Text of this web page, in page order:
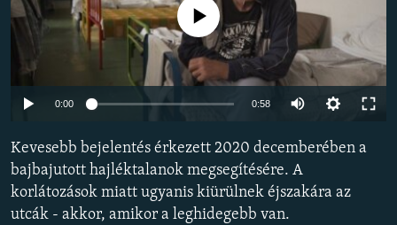
A PÉNZ NYOMÁBAN
EURÓPAI UNIÓ
VILÁG
A MÚLT TANULSÁGAI
KÖVESSEN MINKET! 240p
Jelenleg nincs elérhető tartalom
0:00 0:58
480p
Kevesebb bejelentés érkezett 2020 decemberében a
bajbajutott hajléktalanok megsegítésére. A
korlátozások miatt ugyanis kiürülnek éjszakára az
utcák - akkor, amikor a leghidegebb van.